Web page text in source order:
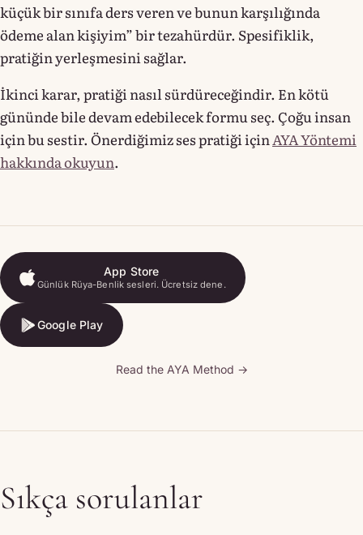
küçük bir sınıfa ders veren ve bunun karşılığında
ödeme alan kişiyim” bir tezahürdür. Spesifiklik,
pratiğin yerleşmesini sağlar.
İkinci karar, pratiği nasıl sürdüreceğindir. En kötü
gününde bile devam edebilecek formu seç. Çoğu insan
için bu sestir. Önerdiğimiz ses pratiği için AYA Yöntemi
hakkında okuyun.
App Store
Günlük Rüya-Benlik sesleri. Ücretsiz dene.
App Store
Google Play
Google Play
Read the AYA Method →
Sıkça sorulanlar